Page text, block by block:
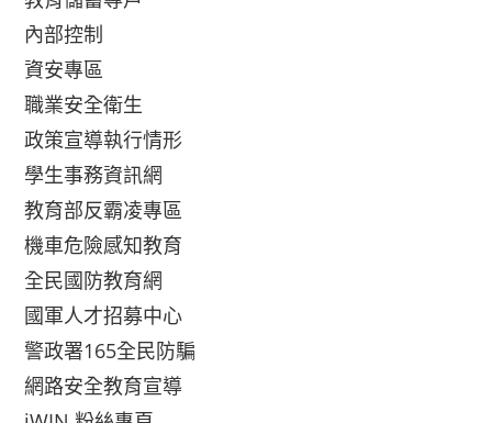
內部控制
資安專區
職業安全衛生
政策宣導執行情形
學生事務資訊網
教育部反霸凌專區
機車危險感知教育
全民國防教育網
國軍人才招募中心
警政署165全民防騙
網路安全教育宣導